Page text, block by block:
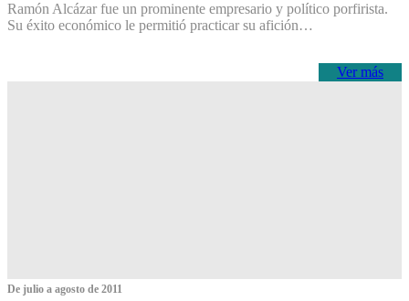
Ramón Alcázar fue un prominente empresario y político porfirista.
Su éxito económico le permitió practicar su afición…
Ver más
De julio a agosto de 2011